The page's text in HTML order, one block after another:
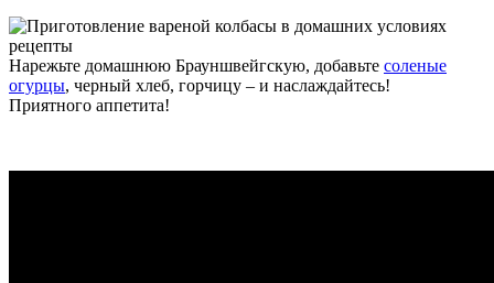
Нарежьте домашнюю Брауншвейгскую, добавьте соленые
огурцы, черный хлеб, горчицу – и наслаждайтесь!
Приятного аппетита!